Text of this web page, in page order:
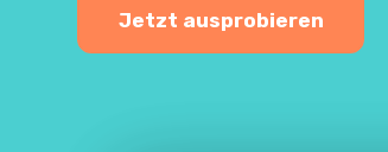
Jetzt ausprobieren